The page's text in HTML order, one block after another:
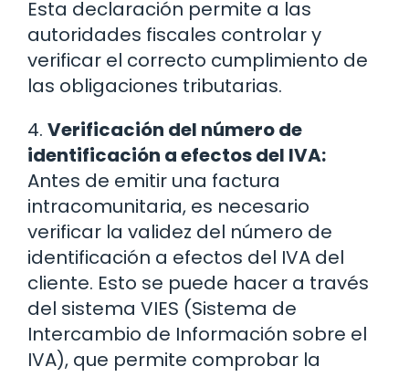
Esta declaración permite a las
autoridades fiscales controlar y
verificar el correcto cumplimiento de
las obligaciones tributarias.
4. Verificación del número de
identificación a efectos del IVA:
Antes de emitir una factura
intracomunitaria, es necesario
verificar la validez del número de
identificación a efectos del IVA del
cliente. Esto se puede hacer a través
del sistema VIES (Sistema de
Intercambio de Información sobre el
IVA), que permite comprobar la